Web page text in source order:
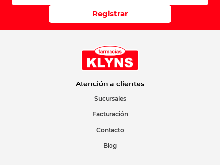
Registrar
Atención a clientes
Sucursales
Facturación
Contacto
Blog